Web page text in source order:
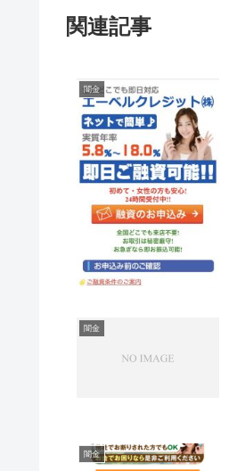
関連記事
闇金
闇金
闇金